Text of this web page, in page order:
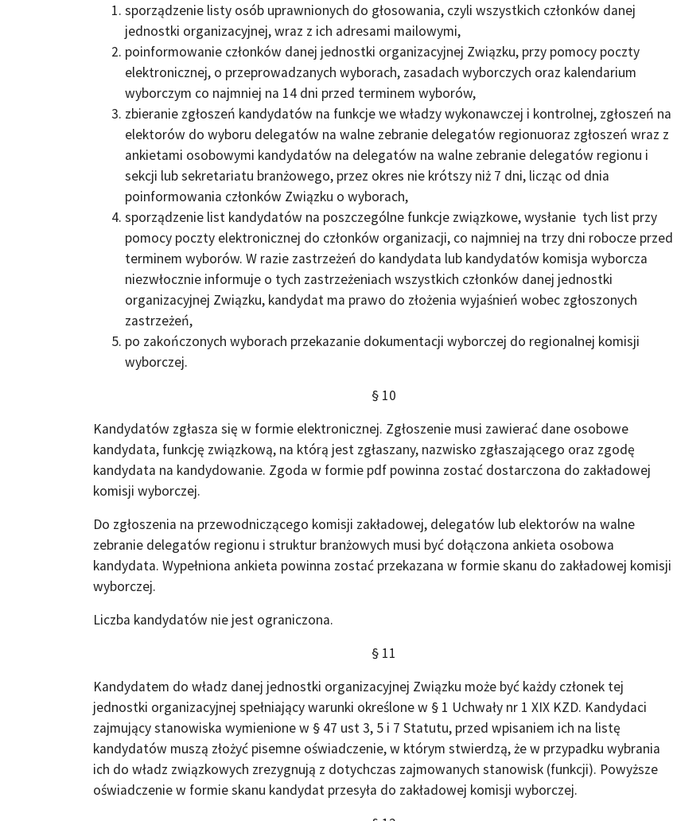
sporządzenie listy osób uprawnionych do głosowania, czyli wszystkich członków danej
jednostki organizacyjnej, wraz z ich adresami mailowymi,
poinformowanie członków danej jednostki organizacyjnej Związku, przy pomocy poczty
elektronicznej, o przeprowadzanych wyborach, zasadach wyborczych oraz kalendarium
wyborczym co najmniej na 14 dni przed terminem wyborów,
zbieranie zgłoszeń kandydatów na funkcje we władzy wykonawczej i kontrolnej, zgłoszeń na
elektorów do wyboru delegatów na walne zebranie delegatów regionuoraz zgłoszeń wraz z
ankietami osobowymi kandydatów na delegatów na walne zebranie delegatów regionu i
sekcji lub sekretariatu branżowego, przez okres nie krótszy niż 7 dni, licząc od dnia
poinformowania członków Związku o wyborach,
sporządzenie list kandydatów na poszczególne funkcje związkowe, wysłanie tych list przy
pomocy poczty elektronicznej do członków organizacji, co najmniej na trzy dni robocze przed
terminem wyborów. W razie zastrzeżeń do kandydata lub kandydatów komisja wyborcza
niezwłocznie informuje o tych zastrzeżeniach wszystkich członków danej jednostki
organizacyjnej Związku, kandydat ma prawo do złożenia wyjaśnień wobec zgłoszonych
zastrzeżeń,
po zakończonych wyborach przekazanie dokumentacji wyborczej do regionalnej komisji
wyborczej.
§ 10
Kandydatów zgłasza się w formie elektronicznej. Zgłoszenie musi zawierać dane osobowe
kandydata, funkcję związkową, na którą jest zgłaszany, nazwisko zgłaszającego oraz zgodę
kandydata na kandydowanie. Zgoda w formie pdf powinna zostać dostarczona do zakładowej
komisji wyborczej.
Do zgłoszenia na przewodniczącego komisji zakładowej, delegatów lub elektorów na walne
zebranie delegatów regionu i struktur branżowych musi być dołączona ankieta osobowa
kandydata. Wypełniona ankieta powinna zostać przekazana w formie skanu do zakładowej komisji
wyborczej.
Liczba kandydatów nie jest ograniczona.
§ 11
Kandydatem do władz danej jednostki organizacyjnej Związku może być każdy członek tej
jednostki organizacyjnej spełniający warunki określone w § 1 Uchwały nr 1 XIX KZD. Kandydaci
zajmujący stanowiska wymienione w § 47 ust 3, 5 i 7 Statutu, przed wpisaniem ich na listę
kandydatów muszą złożyć pisemne oświadczenie, w którym stwierdzą, że w przypadku wybrania
ich do władz związkowych zrezygnują z dotychczas zajmowanych stanowisk (funkcji). Powyższe
oświadczenie w formie skanu kandydat przesyła do zakładowej komisji wyborczej.